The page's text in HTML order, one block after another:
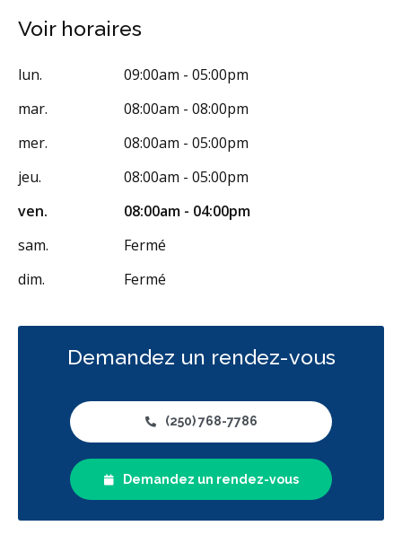
Voir horaires
lun.
09:00am - 05:00pm
mar.
08:00am - 08:00pm
mer.
08:00am - 05:00pm
jeu.
08:00am - 05:00pm
ven.
08:00am - 04:00pm
sam.
Fermé
dim.
Fermé
Demandez un rendez-vous
(250) 768-7786
Demandez un rendez-vous